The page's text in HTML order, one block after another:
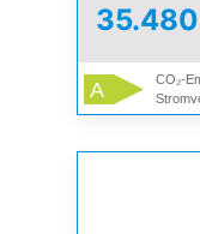
35.480
A
CO₂-